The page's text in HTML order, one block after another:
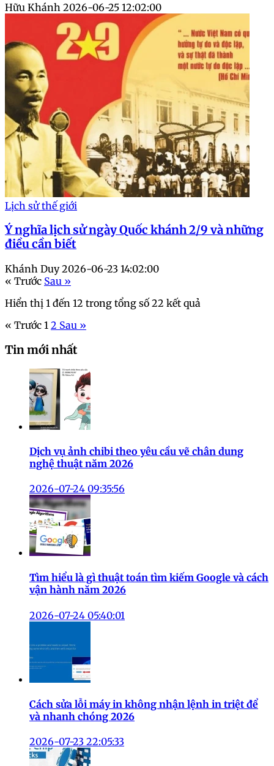
Hữu Khánh 2026-06-25 12:02:00
Lịch sử thế giới
Ý nghĩa lịch sử ngày Quốc khánh 2/9 và những
điều cần biết
Khánh Duy 2026-06-23 14:02:00
« Trước Sau »
Hiển thị 1 đến 12 trong tổng số 22 kết quả
« Trước 1 2 Sau »
Tin mới nhất
Dịch vụ ảnh chibi theo yêu cầu vẽ chân dung
nghệ thuật năm 2026
2026-07-24 09:35:56
Tìm hiểu là gì thuật toán tìm kiếm Google và cách
vận hành năm 2026
2026-07-24 05:40:01
Cách sửa lỗi máy in không nhận lệnh in triệt để
và nhanh chóng 2026
2026-07-23 22:05:33